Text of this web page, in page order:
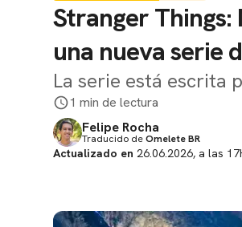
Stranger Things:
una nueva serie
La serie está escrita
1 min de lectura
Felipe Rocha
Traducido deOmelete BR
Actualizado en 26.06.2026, a las